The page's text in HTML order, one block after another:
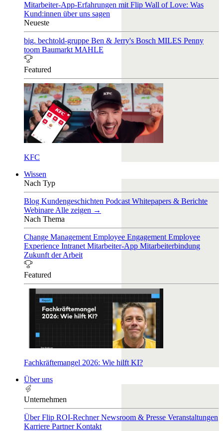
Mitarbeiter-App-Erfahrungen mit Flip Wall of Love: Was
Kund:innen über uns sagen
Neueste
big. bechtold-gruppe Ben & Jerry's Bosch MILES Penny
toom Baumarkt MAHLE
Featured
KFC
Wissen
Nach Typ
Blog Kundengeschichten Podcast Whitepapers & Berichte
Webinare Alle zeigen →
Nach Thema
Change Management Employee Engagement Employee
Experience Intranet Mitarbeiter-App Mitarbeiterbindung
Zukunft der Arbeit
Featured
Fachkräftemangel 2026: Wie hilft KI?
Über uns
Unternehmen
Über Flip ROI-RechnerNewsroom & Presse Veranstaltungen
Karriere PartnerKontakt